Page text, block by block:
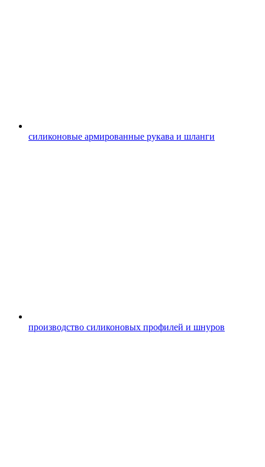
силиконовые армированные рукава и шланги
производство силиконовых профилей и шнуров